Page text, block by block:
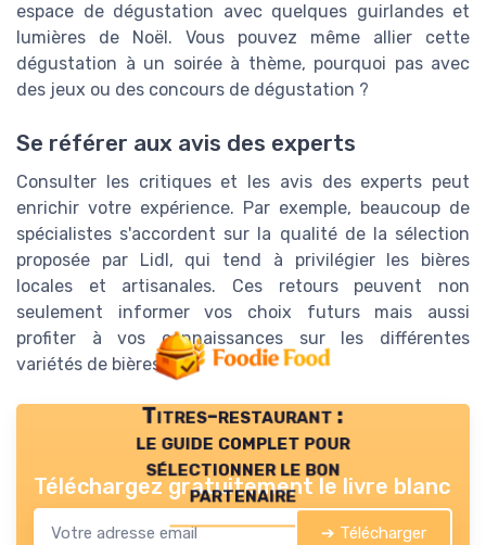
espace de dégustation avec quelques guirlandes et
lumières de Noël. Vous pouvez même allier cette
dégustation à un soirée à thème, pourquoi pas avec
des jeux ou des concours de dégustation ?
Se référer aux avis des experts
Consulter les critiques et les avis des experts peut
enrichir votre expérience. Par exemple, beaucoup de
spécialistes s'accordent sur la qualité de la sélection
proposée par Lidl, qui tend à privilégier les bières
locales et artisanales. Ces retours peuvent non
seulement informer vos choix futurs mais aussi
profiter à vos connaissances sur les différentes
variétés de bières.
Titres-restaurant :
le guide complet pour
sélectionner le bon
partenaire
Téléchargez gratuitement le livre blanc
➔ Télécharger